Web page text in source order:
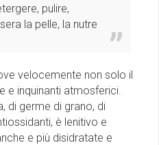
pulire,
la pelle, la nutre
velocemente non solo il
e inquinanti atmosferici.
di germe di grano, di
è lenitivo e
e più disidratate e